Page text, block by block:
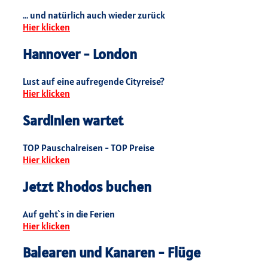
... und natürlich auch wieder zurück
Hier klicken
Hannover - London
Lust auf eine aufregende Cityreise?
Hier klicken
Sardinien wartet
TOP Pauschalreisen - TOP Preise
Hier klicken
Jetzt Rhodos buchen
Auf geht`s in die Ferien
Hier klicken
Balearen und Kanaren - Flüge